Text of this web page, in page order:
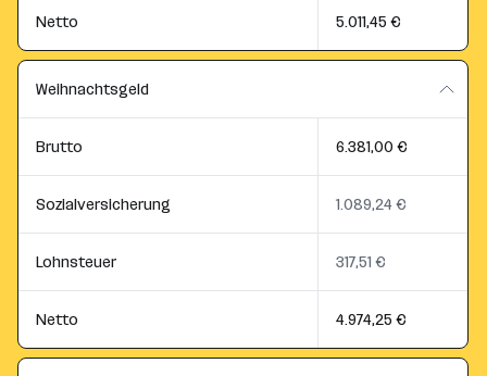
Netto 5.011,45 €
Weihnachtsgeld
Brutto 6.381,00 €
Sozialversicherung 1.089,24 €
Lohnsteuer 317,51 €
Netto 4.974,25 €